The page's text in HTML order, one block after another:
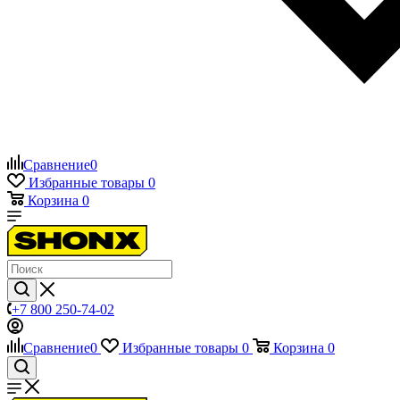
Сравнение0
Избранные товары 0
Корзина 0
+7 800 250-74-02
Сравнение0 Избранные товары 0 Корзина 0